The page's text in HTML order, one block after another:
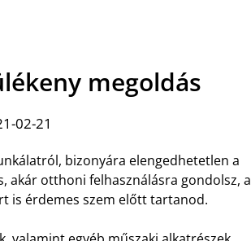
megoldás
02-21
bizonyára elengedhetetlen a
akár otthoni felhasználásra gondolsz, a
is érdemes szem előtt tartanod.